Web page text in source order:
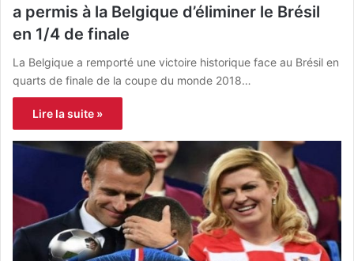
a permis à la Belgique d’éliminer le Brésil
en 1/4 de finale
La Belgique a remporté une victoire historique face au Brésil en
quarts de finale de la coupe du monde 2018…
Lire la suite »